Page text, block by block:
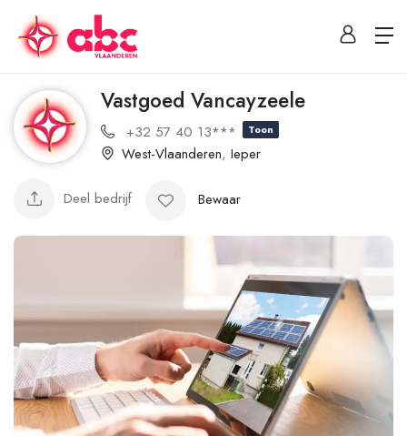
Vastgoed Vancayzeele
+32 57 40 13*** Toon
West-Vlaanderen, Ieper
Deel bedrijf Bewaar